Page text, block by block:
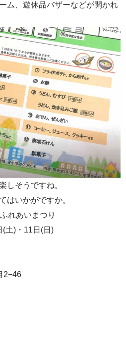
ム、遊休品バザーなどが開かれ
しそうですね。
はいかがですか。
れあいまつり
(土)・11日(日)
2−46